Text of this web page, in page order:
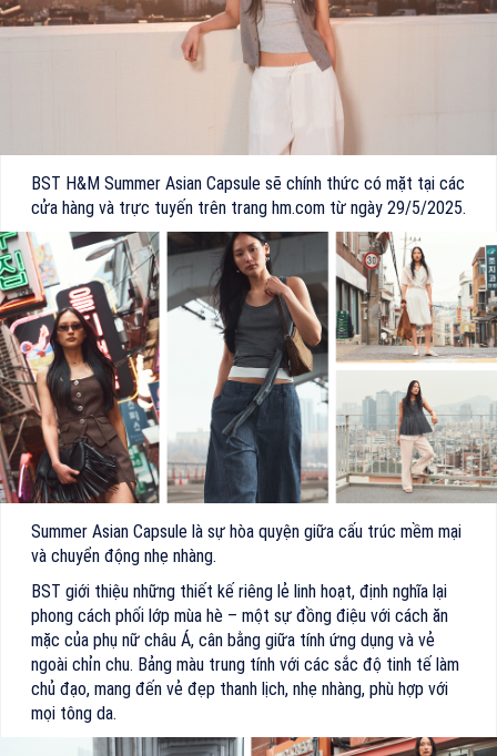
BST H&M Summer Asian Capsule sẽ chính thức có mặt tại các
cửa hàng và trực tuyến trên trang hm.com từ ngày 29/5/2025.
Summer Asian Capsule là sự hòa quyện giữa cấu trúc mềm mại
và chuyển động nhẹ nhàng.
BST giới thiệu những thiết kế riêng lẻ linh hoạt, định nghĩa lại
phong cách phối lớp mùa hè – một sự đồng điệu với cách ăn
mặc của phụ nữ châu Á, cân bằng giữa tính ứng dụng và vẻ
ngoài chỉn chu. Bảng màu trung tính với các sắc độ tinh tế làm
chủ đạo, mang đến vẻ đẹp thanh lịch, nhẹ nhàng, phù hợp với
mọi tông da.